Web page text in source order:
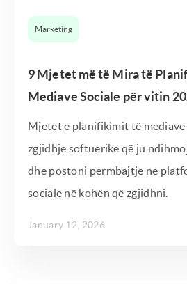
Marketing
9 Mjetet më të Mira të
Mediave Sociale për vitin
Mjetet e planifikimit të mediave
zgjidhje softuerike që ju
dhe postoni përmbajtje në
sociale në kohën që zgjidhni.
January 12, 2026